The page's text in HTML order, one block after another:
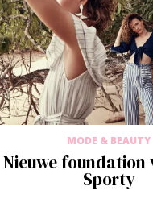
MODE & BEAUTY
Nieuwe foundation
Sporty